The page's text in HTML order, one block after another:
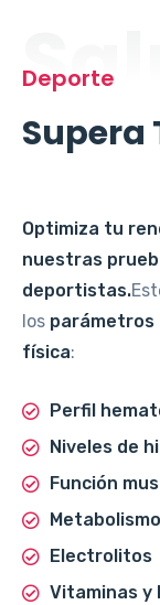
Deporte
Supera
Optimiza tu
nuestras
deportistas.
los parámetros
física:
Perfil
Niveles de
Función
Electrolitos
Vitaminas y